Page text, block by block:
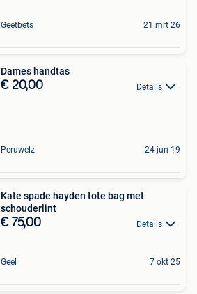
Geetbets 21 mrt 26
Dames handtas
€ 20,00 Details
Peruwelz 24 jun 19
Kate spade hayden tote bag met
schouderlint
€ 75,00 Details
Geel 7 okt 25